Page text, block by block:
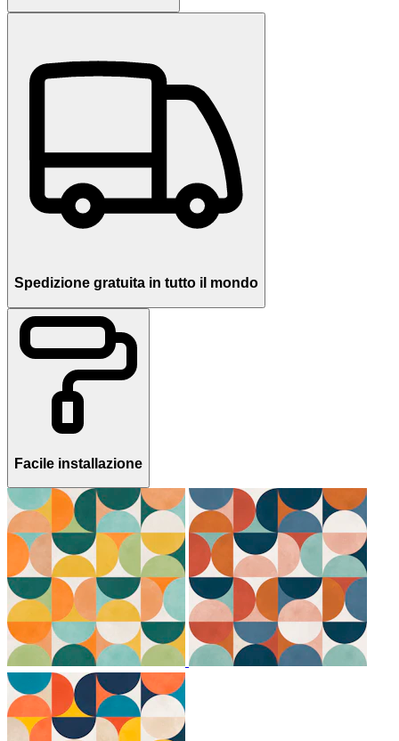
Spedizione gratuita in tutto il mondo
Facile installazione